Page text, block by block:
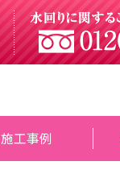
施工事例